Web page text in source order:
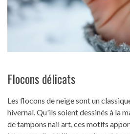
Flocons délicats
Les flocons de neige sont un
hivernal. Qu'ils soient dessinés à la
de tampons nail art, ces motifs